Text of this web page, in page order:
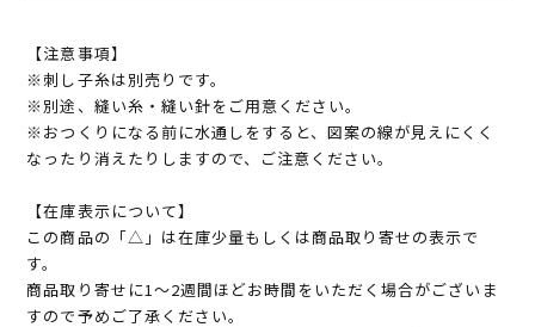
【注意事項】
※刺し子糸は別売りです。
※別途、縫い糸・縫い針をご用意ください。
※おつくりになる前に水通しをすると、図案の線が見えにくく
なったり消えたりしますので、ご注意ください。
【在庫表示について】
この商品の「△」は在庫少量もしくは商品取り寄せの表示で
す。
商品取り寄せに1～2週間ほどお時間をいただく場合がございま
すので予めご了承ください。